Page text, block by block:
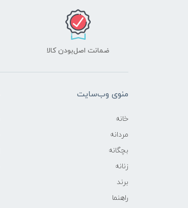
ضمانت اصل‌بودن کالا
منوی وب‌سایت
خانه
مردانه
بچگانه
زنانه
برند
راهنما